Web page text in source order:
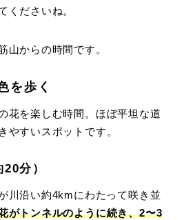
くださいね。
山からの時間です。
を歩く
花を楽しむ時間。ほぼ平坦な道
やすいスポットです。
分）
川沿い約4kmにわたって咲き並
がトンネルのように続き、2〜3